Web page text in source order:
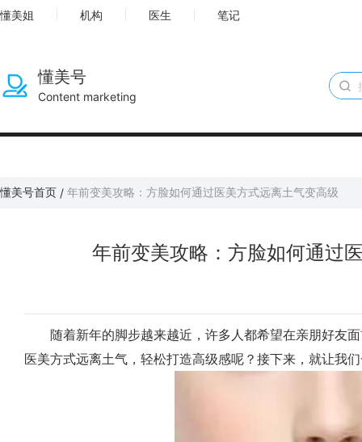
懂美姐 机构 医生 笔记
懂美号
Content marketing
懂美号首页 / 年前变美攻略：方脸如何通过医美方式远离土气变高级
年前变美攻略：方脸如何通过
随着新年的脚步越来越近，许多人都希望在亲朋好友面
医美方式远离土气，轻松打造高级感呢？接下来，就让我